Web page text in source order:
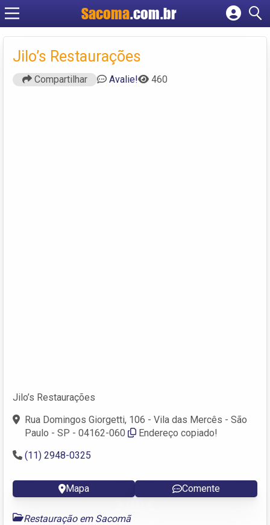
Sacoma.com.br
Cadastrar empresa
Fazer login
Criar conta
Jilo’s Restaurações
Compartilhar Avalie! 460
Jilo’s Restaurações
Rua Domingos Giorgetti, 106 - Vila das Mercês - São
Paulo - SP - 04162-060
Endereço copiado!
(11) 2948-0325
Mapa Comente
Restauração em Sacomã